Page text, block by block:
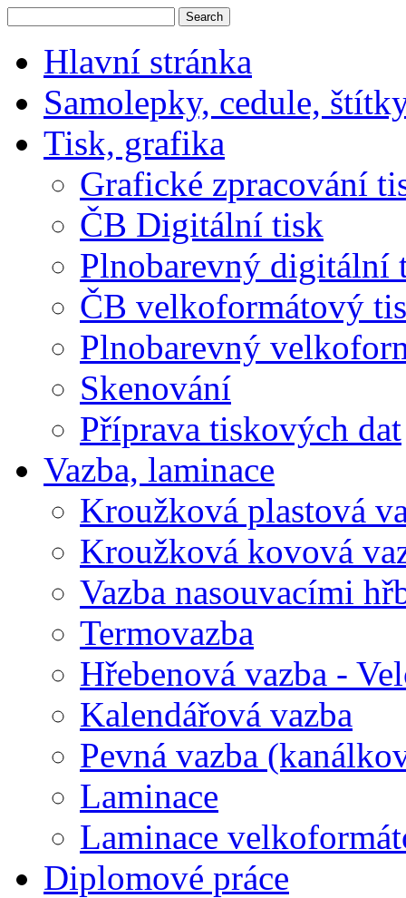
Hlavní stránka
Samolepky, cedule,
Tisk, grafika
Grafické zpracování
ČB Digitální tisk
Plnobarevný digitální
ČB velkoformátový
Plnobarevný
Skenování
Příprava tiskových dat
Vazba, laminace
Kroužková plastová
Kroužková kovová
Vazba nasouvacími
Termovazba
Hřebenová vazba -
Kalendářová vazba
Pevná vazba
Laminace
Laminace
Diplomové práce